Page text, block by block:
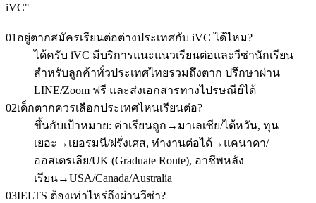
iVC"
01 อยู่ตากสมัครเรียนต่อต่างประเทศกับ iVC ได้ไหม?
ได้ครับ iVC มีบริการแนะแนวเรียนต่อและวีซ่านักเรียน
สำหรับลูกค้าทั่วประเทศไทยรวมถึงตาก ปรึกษาผ่าน
LINE/Zoom ฟรี และส่งเอกสารทางไปรษณีย์ได้
02เด็กตากควรเลือกประเทศไหนเรียนต่อ?
ขึ้นกับเป้าหมาย: ค่าเรียนถูก→มาเลเซีย/ไต้หวัน, ทุน
เยอะ→เยอรมนี/ฝรั่งเศส, ทำงานต่อได้→แคนาดา/
ออสเตรเลีย/UK (Graduate Route), อาชีพหลัง
เรียน→USA/Canada/Australia
03IELTS ต้องเท่าไหร่ถึงผ่านวีซ่า?